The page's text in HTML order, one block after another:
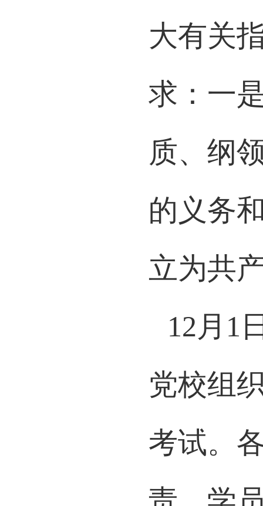
大有关
求：一
质、纲
的义务
立为共
12月1
党校组
考试。